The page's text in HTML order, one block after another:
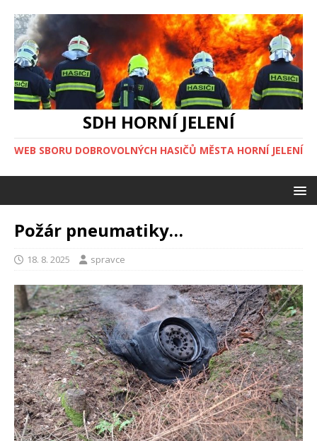
SDH HORNÍ JELENÍ
WEB SBORU DOBROVOLNÝCH HASIČŮ MĚSTA HORNÍ JELENÍ
Požár pneumatiky…
18. 8. 2025 spravce